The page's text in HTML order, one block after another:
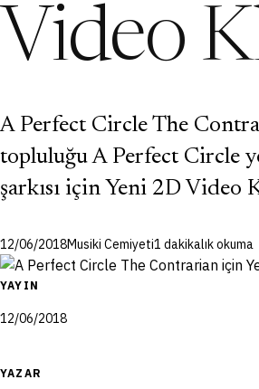
Video
A Perfect Circle The
topluluğu A Perfect Circle
şarkısı için Yeni 2D Video
12/06/2018Musiki Cemiyeti1 dakikalık okuma
YAYIN
12/06/2018
YAZAR